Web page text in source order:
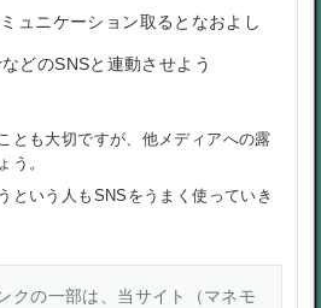
ュニケーション取るとなおよし
どのSNSと連動させよう
とも大切ですが、他メディアへの露
う。
という人もSNSをうまく使っていき
クの一部は、当サイト（マネモ